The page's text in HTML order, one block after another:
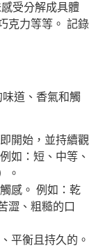
受分解成具體
克力等等。 記錄
道、香氣和觸
開始，並持續觀
如：短、中等、
。
感。 例如：乾
澀、粗糙的口
平衡且持久的。